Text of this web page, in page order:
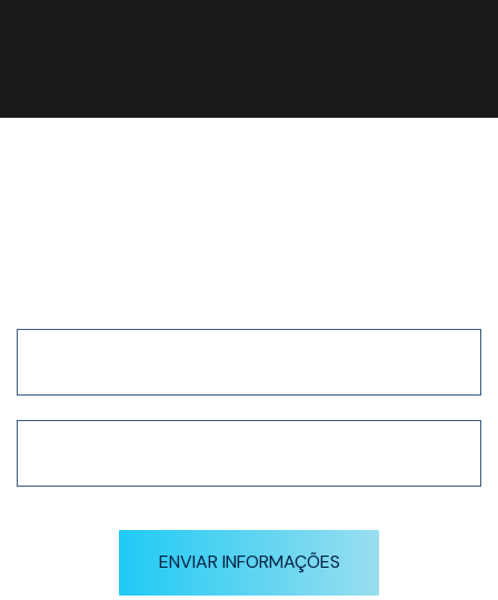
ENVIAR INFORMAÇÕES